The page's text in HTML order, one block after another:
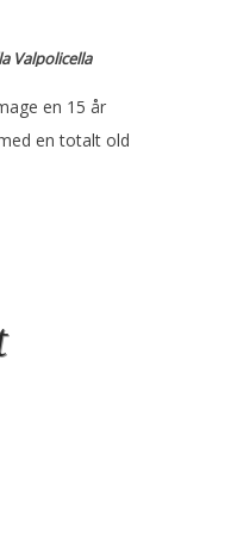
Valpolicella
en 15 år
en totalt old